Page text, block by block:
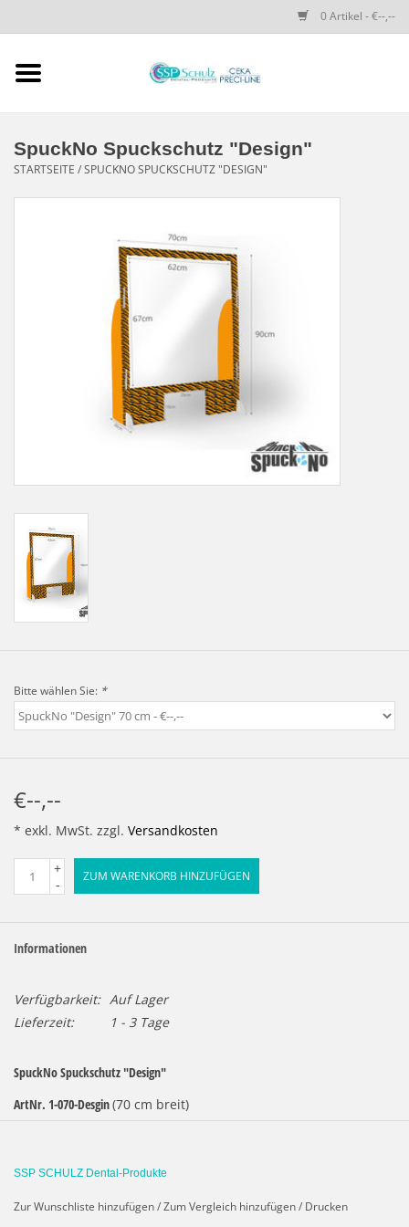
0 Artikel - €--,--
SSP SCHULZ Dental-
Produkte
CEKA-ATTACHMENTS
LOT-PROGRAMM
DOWNLOAD
SSP vor Ort
SpuckNo Spuckschutz "Design"
STARTSEITE /SPUCKNO SPUCKSCHUTZ "DESIGN"
Bitte wählen Sie: *
€--,--
* exkl. MwSt. zzgl. Versandkosten
+
-
ZUM WARENKORB HINZUFÜGEN
Informationen
Verfügbarkeit: Auf Lager
Lieferzeit:
1 - 3 Tage
SpuckNo Spuckschutz "Design"
ArtNr. 1-070-Desgin(70 cm breit)
ArtNr. 1-110-Design(110 cm breit)
Individuell bedruckbare Schutzwand zum Aufstellen gegen
SSP SCHULZ Dental-Produkte
Zur Wunschliste hinzufügen/Zum Vergleich hinzufügen/ Drucken